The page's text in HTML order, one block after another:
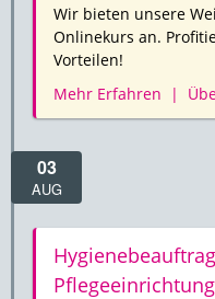
Wir bieten unsere
Onlinekurs an.
Vorteilen!
Mehr Erfahren |
03
AUG